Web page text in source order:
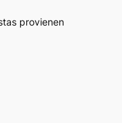
provienen